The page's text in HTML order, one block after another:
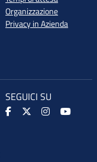
Organizzazione
Privacy in Azienda
SEGUICI SU